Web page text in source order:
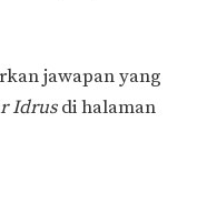
jawapan yang
Idrusdi halaman